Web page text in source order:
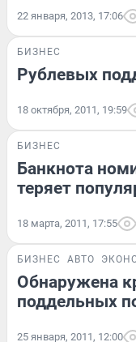
22 января, 2013, 17:06
БИЗНЕС
Рублевых
18 октября, 2011, 19:59
БИЗНЕС
Банкнота
теряет
18 марта, 2011, 17:55
БИЗНЕС АВТО
Обнаружена
поддельных
25 января, 2011, 12:00